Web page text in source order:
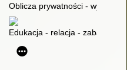
Oblicza prywatności -
do obywatelstwa cyfrowego :
Edukacja - relacja - zabawa :
sprawa szkoły i rodziny